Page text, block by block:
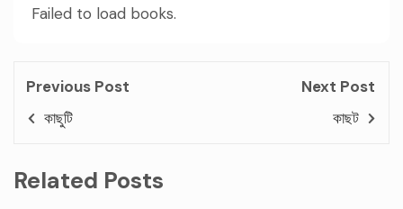
Failed to load books.
Previous Post
কাছুটি
Next Post
কাছট
Related Posts